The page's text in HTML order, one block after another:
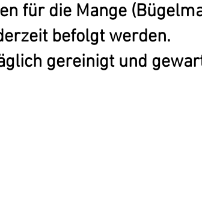
für die Mange
befolgt werden.
gereinigt und